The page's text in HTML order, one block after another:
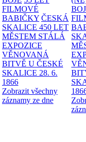
FILMOVÉ
BABIČKY ČESKÁ
SKALICE 450 LET
MĚSTEM STÁLÁ
EXPOZICE
VĚNOVANÁ
BITVĚ U ČESKÉ
SKALICE 28. 6.
1866
Zobrazit všechny
záznamy ze dne